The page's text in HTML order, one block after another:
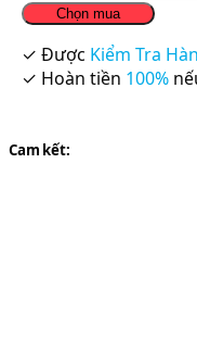
Chọn mua
✓ Được Kiểm Tra
✓ Hoàn tiền 100%
Cam kết: